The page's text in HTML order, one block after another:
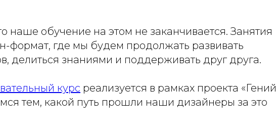
наше обучение на этом не заканчивается. Занятия
формат, где мы будем продолжать развивать
делиться знаниями и поддерживать друг друга.
курс реализуется в рамках проекта «Гений
тем, какой путь прошли наши дизайнеры за это